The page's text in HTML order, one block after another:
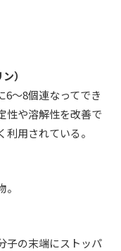
）
6～8個連なってでき
性や溶解性を改善で
用されている。
子の末端にストッパ